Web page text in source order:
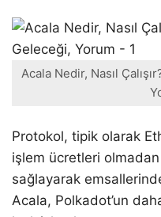
Acala Nedir, Nasıl
Protokol, tipik olarak
işlem ücretleri
sağlayarak
Acala, Polkadot’un